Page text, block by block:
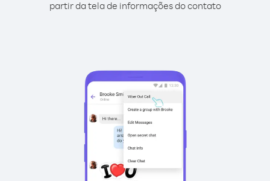
partir da tela de informações do contato